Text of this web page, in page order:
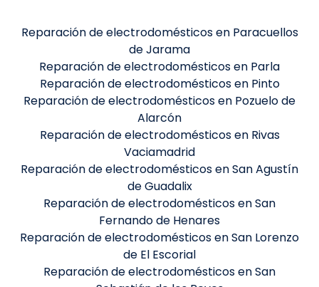
Reparación de electrodomésticos en Paracuellos
de Jarama
Reparación de electrodomésticos en Parla
Reparación de electrodomésticos en Pinto
Reparación de electrodomésticos en Pozuelo de
Alarcón
Reparación de electrodomésticos en Rivas
Vaciamadrid
Reparación de electrodomésticos en San Agustín
de Guadalix
Reparación de electrodomésticos en San
Fernando de Henares
Reparación de electrodomésticos en San Lorenzo
de El Escorial
Reparación de electrodomésticos en San